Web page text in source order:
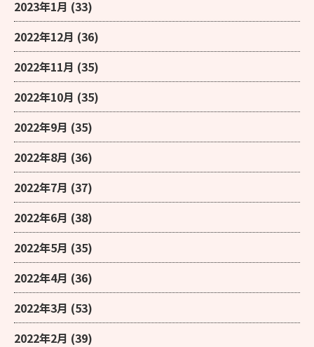
2023年1月 (33)
2022年12月 (36)
2022年11月 (35)
2022年10月 (35)
2022年9月 (35)
2022年8月 (36)
2022年7月 (37)
2022年6月 (38)
2022年5月 (35)
2022年4月 (36)
2022年3月 (53)
2022年2月 (39)